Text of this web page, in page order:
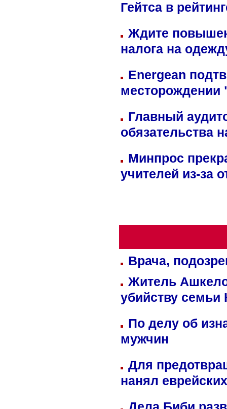
Гейтса в
Ждите
налога на
Energean
Главный
обязательства
Минпрос
учителей из-за
Врача,
Житель
убийству семьи
По делу об
мужчин
Для
нанял